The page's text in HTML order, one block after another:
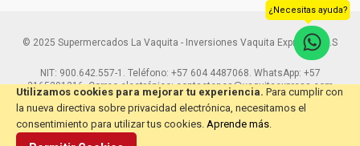
Utilizamos cookies para mejorar tu experiencia. Para cumplir con
la nueva directiva sobre privacidad electrónica, necesitamos el
consentimiento para utilizar tus cookies. Aprende más.
© 2025 Supermercados La Vaquita - Inversiones Vaquita Express S.A.S
NIT: 900.642.557-1. Teléfono: +57 604 4487068. WhatsApp: +57
3165291216. Correo electrónico: contactenos@vaquitaexpress.com
¿Necesitas ayuda?